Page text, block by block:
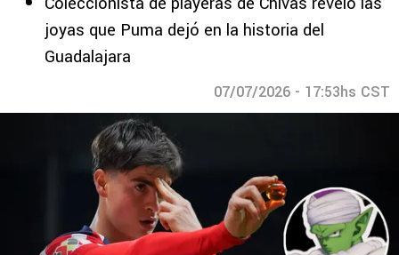
joyas que Puma dejó en la historia del
Guadalajara
07/07/2026 - 17:53hs CST